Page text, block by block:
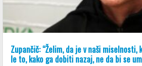
Zupančič: “Želim, da je v naši miselnosti,
le to, kako ga dobiti nazaj, ne da bi se